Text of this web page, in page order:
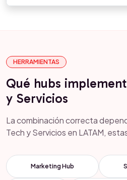
HERRAMIENTAS
Qué hubs
y Servicios
La combinación correcta
Tech y Servicios en LATAM,
Marketing Hub